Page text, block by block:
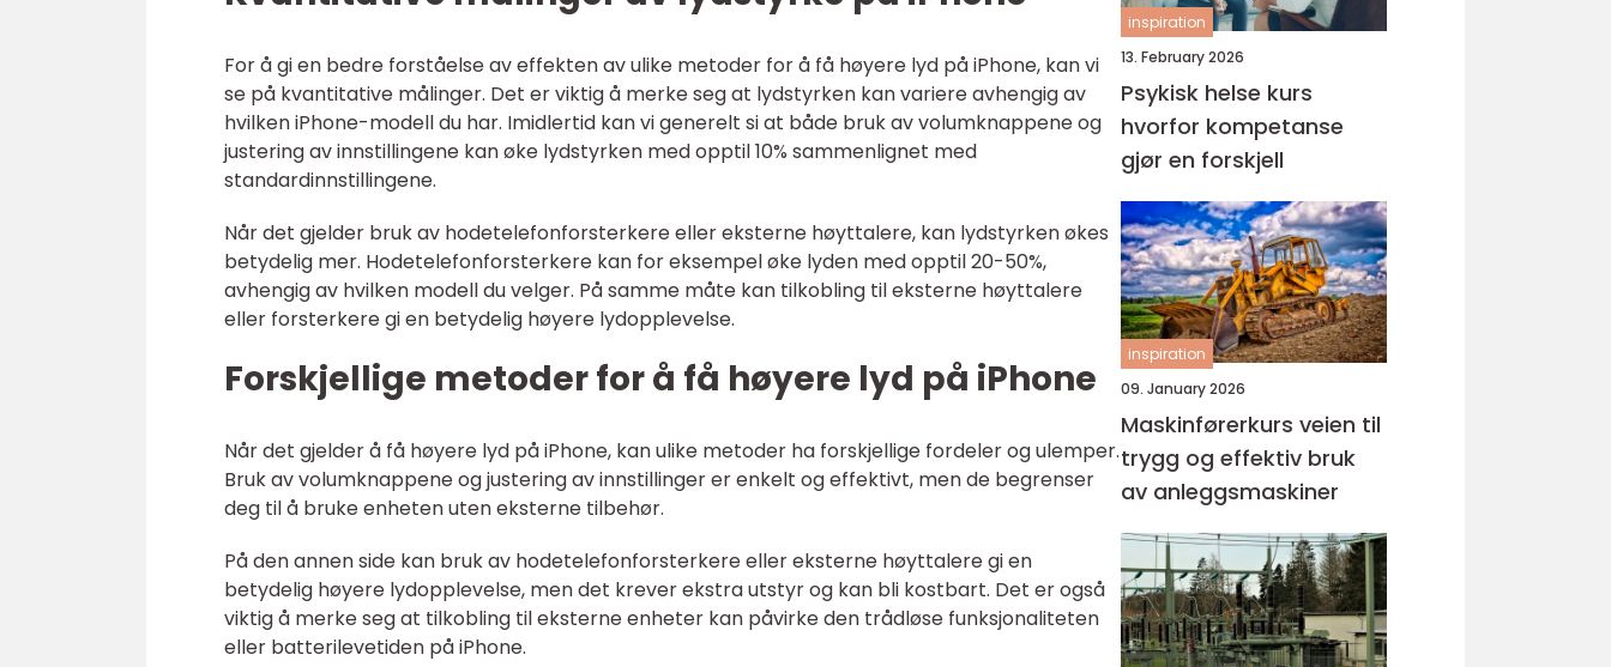
For å gi en bedre forståelse av effekten av ulike metoder for å få høyere lyd på iPhone, kan vi
se på kvantitative målinger. Det er viktig å merke seg at lydstyrken kan variere avhengig av
hvilken iPhone-modell du har. Imidlertid kan vi generelt si at både bruk av volumknappene og
justering av innstillingene kan øke lydstyrken med opptil 10% sammenlignet med
standardinnstillingene.
Når det gjelder bruk av hodetelefonforsterkere eller eksterne høyttalere, kan lydstyrken økes
betydelig mer. Hodetelefonforsterkere kan for eksempel øke lyden med opptil 20-50%,
avhengig av hvilken modell du velger. På samme måte kan tilkobling til eksterne høyttalere
eller forsterkere gi en betydelig høyere lydopplevelse.
Forskjellige metoder for å få høyere lyd på iPhone
Når det gjelder å få høyere lyd på iPhone, kan ulike metoder ha forskjellige fordeler og ulemper.
Bruk av volumknappene og justering av innstillinger er enkelt og effektivt, men de begrenser
deg til å bruke enheten uten eksterne tilbehør.
På den annen side kan bruk av hodetelefonforsterkere eller eksterne høyttalere gi en
betydelig høyere lydopplevelse, men det krever ekstra utstyr og kan bli kostbart. Det er også
viktig å merke seg at tilkobling til eksterne enheter kan påvirke den trådløse funksjonaliteten
eller batterilevetiden på iPhone.
inspiration
13. February 2026
Psykisk helse kurs
hvorfor kompetanse
gjør en forskjell
inspiration
09. January 2026
Maskinførerkurs veien til
trygg og effektiv bruk
av anleggsmaskiner